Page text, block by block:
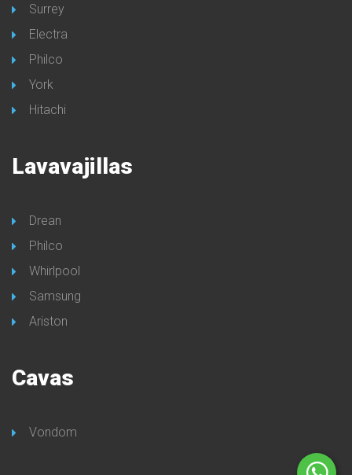
Surrey
Electra
Philco
York
Hitachi
Lavavajillas
Drean
Philco
Whirlpool
Samsung
Ariston
Cavas
Vondom